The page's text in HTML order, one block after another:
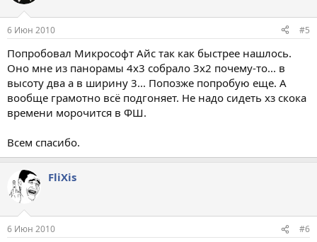
6 Июн 2010 #5
Попробовал Микрософт Айс так как быстрее нашлось.
Оно мне из панорамы 4х3 собрало 3х2 почему-то... в
высоту два а в ширину 3... Попозже попробую еще. А
вообще грамотно всё подгоняет. Не надо сидеть хз скока
времени морочится в ФШ.
Всем спасибо.
FliXis
6 Июн 2010 #6